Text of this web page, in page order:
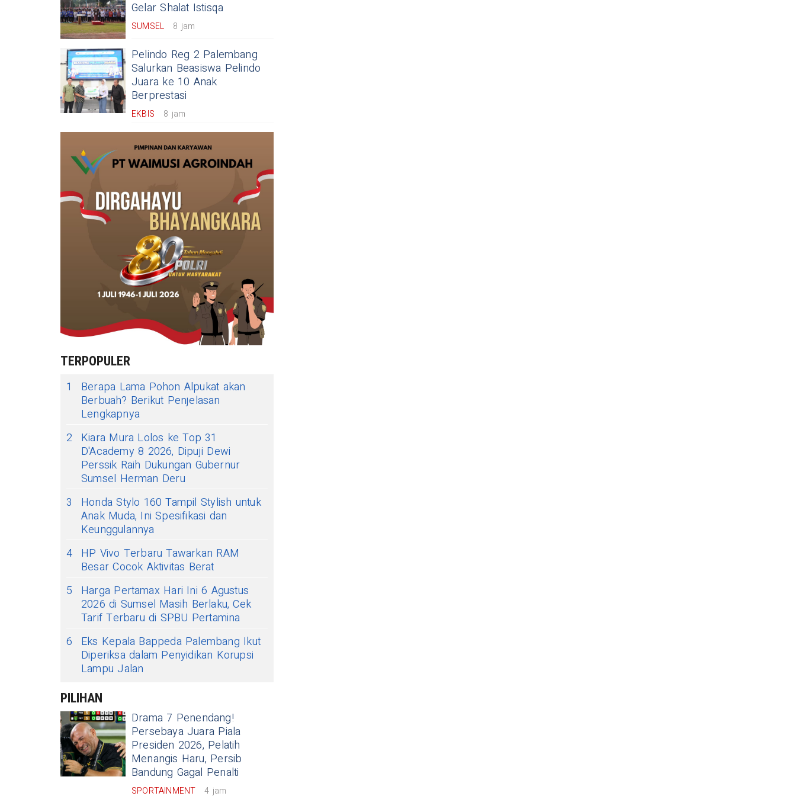
Gelar Shalat Istisqa
SUMSEL 8 jam
Pelindo Reg 2 Palembang
Salurkan Beasiswa Pelindo
Juara ke 10 Anak
Berprestasi
EKBIS 8 jam
TERPOPULER
1
Berapa Lama Pohon Alpukat akan
Berbuah? Berikut Penjelasan
Lengkapnya
2
Kiara Mura Lolos ke Top 31
D'Academy 8 2026, Dipuji Dewi
Perssik Raih Dukungan Gubernur
Sumsel Herman Deru
3
Honda Stylo 160 Tampil Stylish untuk
Anak Muda, Ini Spesifikasi dan
Keunggulannya
4 HP Vivo Terbaru Tawarkan RAM
Besar Cocok Aktivitas Berat
5
Harga Pertamax Hari Ini 6 Agustus
2026 di Sumsel Masih Berlaku, Cek
Tarif Terbaru di SPBU Pertamina
6
Eks Kepala Bappeda Palembang Ikut
Diperiksa dalam Penyidikan Korupsi
Lampu Jalan
PILIHAN
Drama 7 Penendang!
Persebaya Juara Piala
Presiden 2026, Pelatih
Menangis Haru, Persib
Bandung Gagal Penalti
SPORTAINMENT 4 jam